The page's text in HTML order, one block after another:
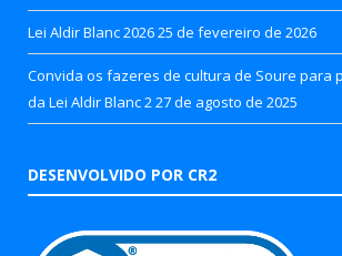
Lei Aldir Blanc 202625 de fevereiro de 2026
Convida os fazeres de cultura de Soure para
da Lei Aldir Blanc 227 de agosto de 2025
DESENVOLVIDO POR CR2